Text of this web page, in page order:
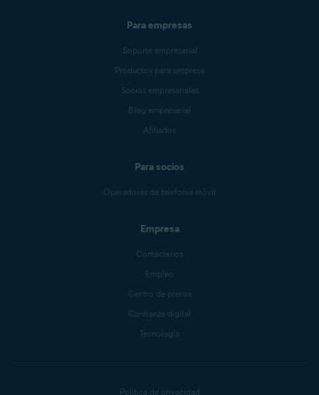
Para empresas
Soporte empresarial
Productos para empresa
Socios empresariales
Blog empresarial
Afiliados
Para socios
Operadores de telefonía móvil
Empresa
Contáctenos
Empleo
Centro de prensa
Confianza digital
Tecnología
Política de privacidad